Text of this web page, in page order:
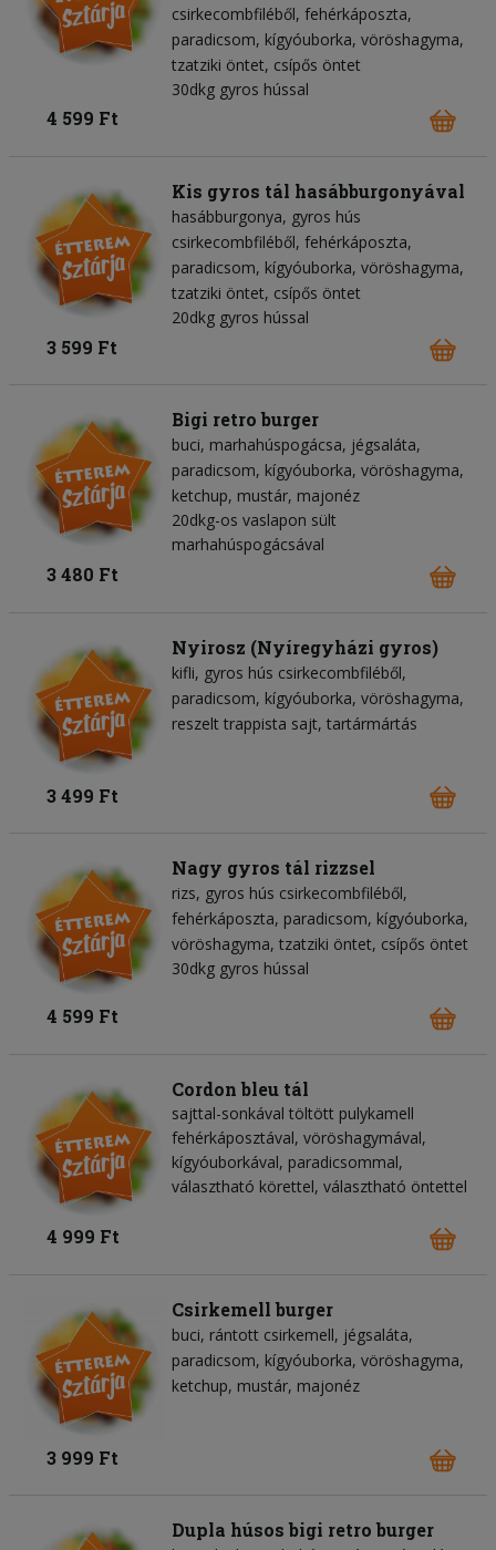
csirkecombfiléből fehérkáposzta
paradicsom kígyóuborka vöröshagyma
tzatziki öntet csípős öntet
30dkg gyros hússal
4 599 Ft
Kis gyros tál hasábburgonyával
hasábburgonya gyros hús
csirkecombfiléből fehérkáposzta
paradicsom kígyóuborka vöröshagyma
tzatziki öntet csípős öntet
20dkg gyros hússal
3 599 Ft
Bigi retro burger
buci marhahúspogácsa jégsaláta
paradicsom kígyóuborka vöröshagyma
ketchup mustár majonéz
20dkg-os vaslapon sült
marhahúspogácsával
3 480 Ft
Nyirosz (Nyíregyházi gyros)
kifli gyros hús csirkecombfiléből
paradicsom kígyóuborka vöröshagyma
reszelt trappista sajt tartármártás
3 499 Ft
Nagy gyros tál rizzsel
rizs gyros hús csirkecombfiléből
fehérkáposzta paradicsom kígyóuborka
vöröshagyma tzatziki öntet csípős öntet
30dkg gyros hússal
4 599 Ft
Cordon bleu tál
sajttal-sonkával töltött pulykamell
fehérkáposztával, vöröshagymával,
kígyóuborkával, paradicsommal,
választható körettel, választható öntettel
4 999 Ft
Csirkemell burger
buci rántott csirkemell jégsaláta
paradicsom kígyóuborka vöröshagyma
ketchup mustár majonéz
3 999 Ft
Dupla húsos bigi retro burger